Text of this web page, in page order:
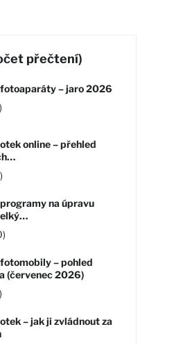
přečtení)
– jaro 2026
online – přehled
na úpravu
– pohled
(červenec 2026)
– jak ji zvládnout za